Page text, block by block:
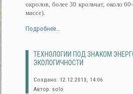
окролов, более 30 крольчат, около
массе).
Подробнее...
ТЕХНОЛОГИИ ПОД ЗНАКОМ
ЭКОЛОГИЧНОСТИ
Создано: 12.12.2013, 14:06
Автор: solo